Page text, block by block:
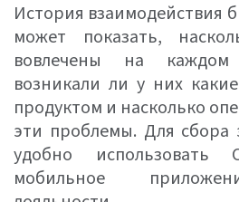
История взаимодействия
может показать,
вовлечены на каждом
возникали ли у них
продуктом и насколько
эти проблемы. Для
удобно использовать
мобильное